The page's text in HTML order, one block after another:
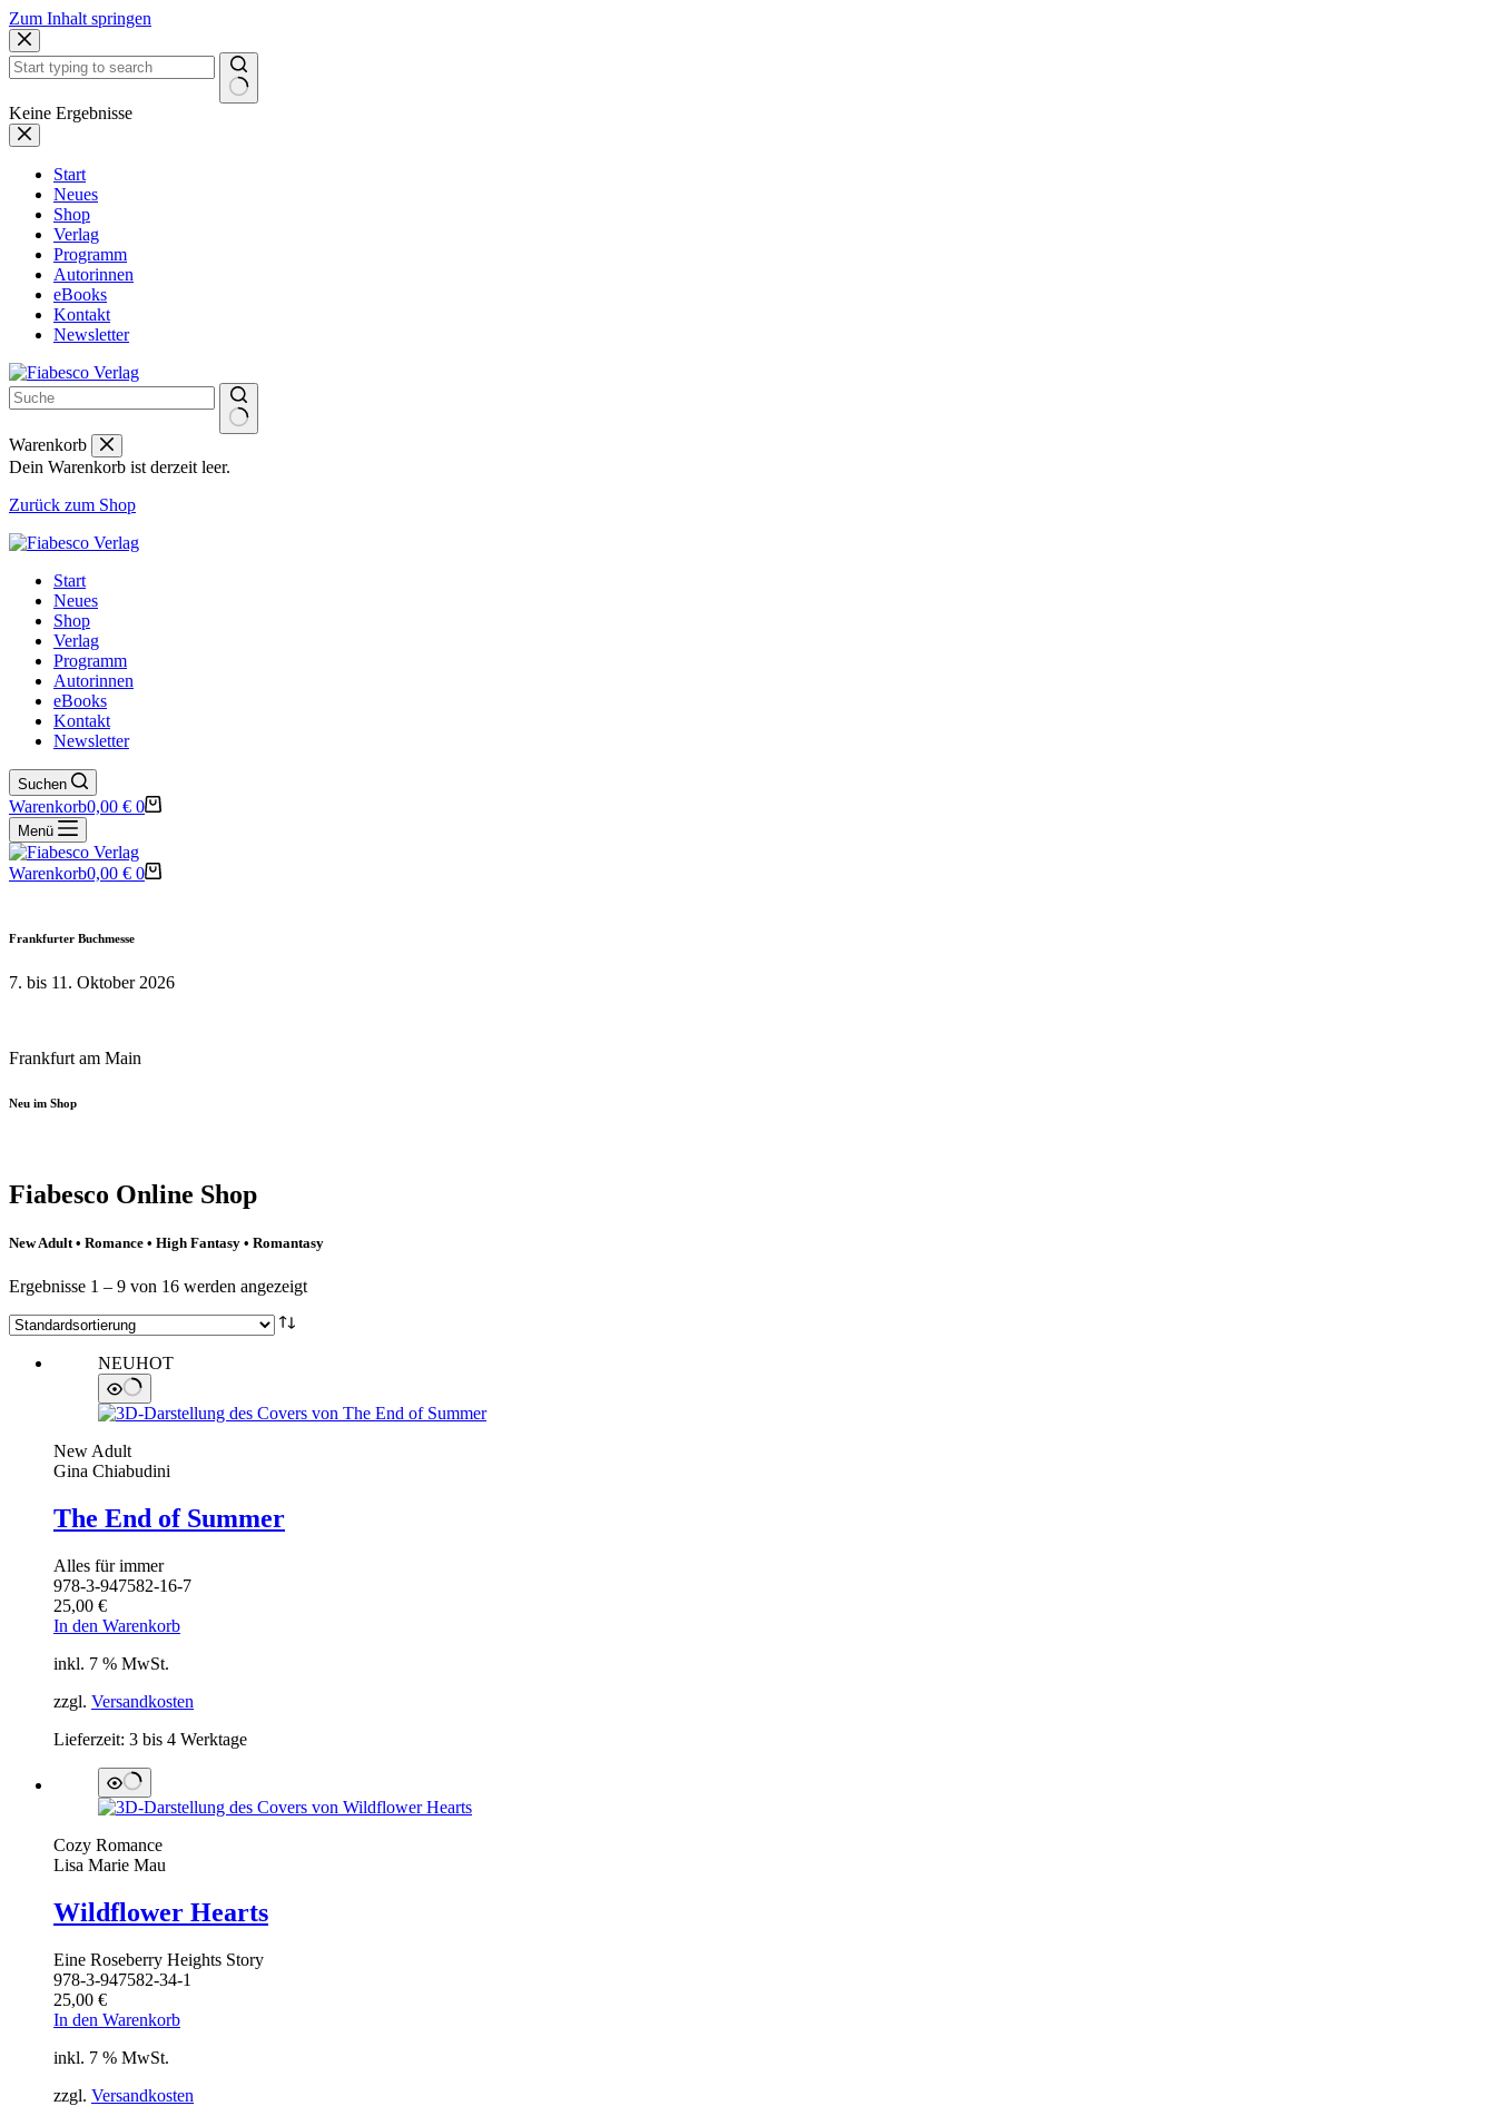
Zum Inhalt springen
Keine Ergebnisse
Start
Neues
Shop
Verlag
Programm
Autorinnen
eBooks
Kontakt
Newsletter
Warenkorb
Dein Warenkorb ist derzeit leer.
Zurück zum Shop
Start
Neues
Shop
Verlag
Programm
Autorinnen
eBooks
Kontakt
Newsletter
Suchen
Warenkorb0,00 € 0
Menü
Warenkorb0,00 € 0
Frankfurter Buchmesse
7. bis 11. Oktober 2026
Frankfurt am Main
Neu im Shop
Fiabesco Online Shop
New Adult • Romance • High Fantasy • Romantasy
Ergebnisse 1 – 9 von 16 werden angezeigt
NEUHOT
New Adult
Gina Chiabudini
The End of Summer
Alles für immer
978-3-947582-16-7
25,00 €
In den Warenkorb
inkl. 7 % MwSt.
zzgl. Versandkosten
Lieferzeit: 3 bis 4 Werktage
Cozy Romance
Lisa Marie Mau
Wildflower Hearts
Eine Roseberry Heights Story
978-3-947582-34-1
25,00 €
In den Warenkorb
inkl. 7 % MwSt.
zzgl. Versandkosten